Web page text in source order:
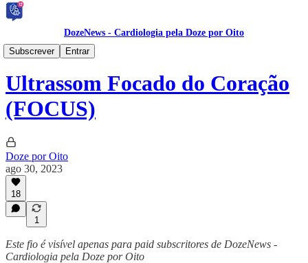
DozeNews - Cardiologia pela Doze por Oito
Subscrever
Entrar
DozeNews PRIME 🥇
Ultrassom Focado do Coração
(FOCUS)
Doze por Oito
ago 30, 2023
18
1
Este fio é visível apenas para paid subscritores de DozeNews -
Cardiologia pela Doze por Oito